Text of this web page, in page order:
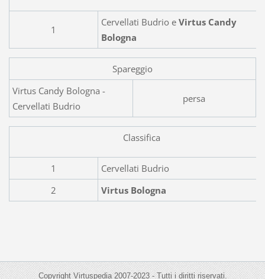
1
Cervellati Budrio e Virtus Candy
Bologna
Spareggio
Virtus Candy Bologna -
Cervellati Budrio
persa
Classifica
1
Cervellati Budrio
2
Virtus Bologna
Copyright Virtuspedia 2007-2023 - Tutti i diritti riservati.